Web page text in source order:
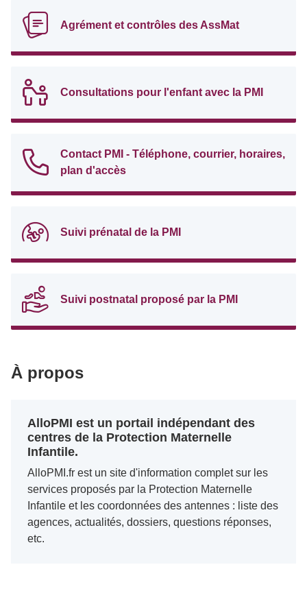
Agrément et contrôles des AssMat
Consultations pour l'enfant avec la PMI
Contact PMI - Téléphone, courrier, horaires,
plan d'accès
Suivi prénatal de la PMI
Suivi postnatal proposé par la PMI
À propos
AlloPMI est un portail indépendant des
centres de la Protection Maternelle
Infantile.
AlloPMI.fr est un site d'information complet sur les
services proposés par la Protection Maternelle
Infantile et les coordonnées des antennes : liste des
agences, actualités, dossiers, questions réponses,
etc.